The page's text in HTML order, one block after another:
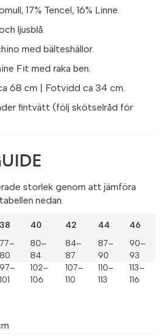
17% Tencel, 16% Linne.
ljusblå.
med bälteshällor.
Fit med raka ben.
68 cm | Fotvidd ca 34 cm.
fintvätt (följ skötselråd för
storlek genom att jämföra
nedan.
38 40 42 44
46
77–
80
80–
84
84–
87
87–
90
90–
93
97–
101
102–
106
107–
110
110–
113
113–
116